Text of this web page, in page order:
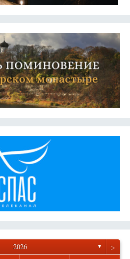
2026 ▼ >